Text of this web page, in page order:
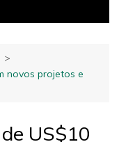
novos projetos e
US$10